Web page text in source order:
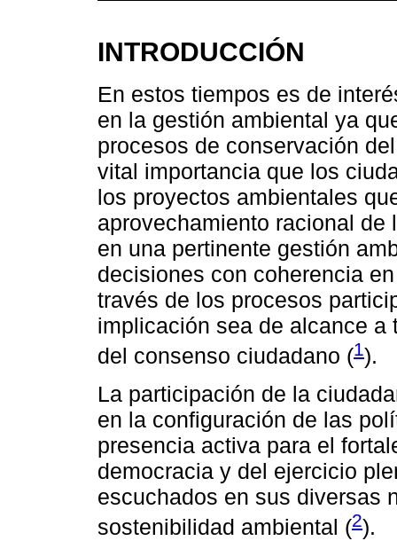
INTRODUCCIÓN
En estos tiempos es de
en la gestión ambiental ya
procesos de conservación
vital importancia que los
los proyectos ambientales
aprovechamiento racional
en una pertinente gestión
decisiones con coherencia
través de los procesos
implicación sea de alcance
del consenso ciudadano (1).
La participación de la
en la configuración de las
presencia activa para el
democracia y del ejercicio
escuchados en sus diversas
sostenibilidad ambiental (2).